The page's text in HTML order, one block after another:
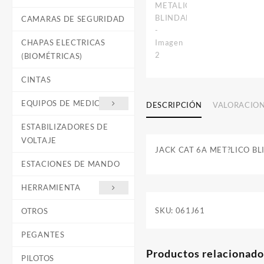
CAMARAS DE SEGURIDAD
CHAPAS ELECTRICAS
(BIOMÉTRICAS)
CINTAS
EQUIPOS DE MEDICIÓN
ESTABILIZADORES DE
VOLTAJE
ESTACIONES DE MANDO
HERRAMIENTA
OTROS
PEGANTES
PILOTOS
DESCRIPCIÓN
JACK CAT 6A MET?LICO
SKU: 061J61
Productos